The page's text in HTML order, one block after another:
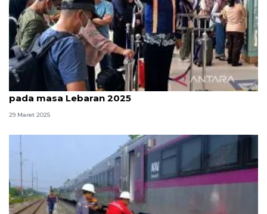
KAI imbau penumpang tak beli tiket lewat medsos
pada masa Lebaran 2025
29 Maret 2025